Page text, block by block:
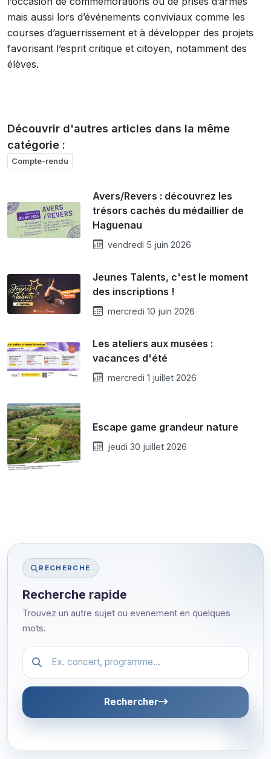
mais aussi lors d’événements conviviaux comme les
courses d’aguerrissement et à développer des projets
favorisant l’esprit critique et citoyen, notamment des
élèves.
Découvrir d'autres articles dans la même
catégorie :
Compte-rendu
Avers/Revers : découvrez les
trésors cachés du médaillier de
Haguenau
vendredi 5 juin 2026
Jeunes Talents, c'est le moment
des inscriptions !
mercredi 10 juin 2026
Les ateliers aux musées :
vacances d'été
mercredi 1 juillet 2026
Escape game grandeur nature
jeudi 30 juillet 2026
RECHERCHE
Recherche rapide
Trouvez un autre sujet ou evenement en quelques
mots.
Festival.article.hiddenLabel
Rechercher